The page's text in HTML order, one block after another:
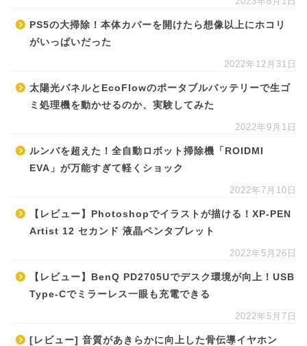
PS5の大掃除！本体カバーを開けたら想像以上にホコリ
がいっぱいだった
2022年12月31日
太陽光パネルとEcoFlowのポータブルバッテリーで生ゴ
ミ処理機を動かせるのか、実験してみた
2022年9月1日
ルンバを超えた！全自動ロボット掃除機「ROIDMI
EVA」が万能すぎて軽くショック
2022年7月10日
【レビュー】Photoshopでイラストが描ける！XP-PEN
Artist 12 セカンド 液晶ペンタブレット
2022年5月26日
【レビュー】BenQ PD2705Uでデスク環境が向上！USB
Type-Cでミラーレス一眼も充電できる
2022年5月7日
[レビュー] 音質があきらかに向上した骨伝導イヤホン